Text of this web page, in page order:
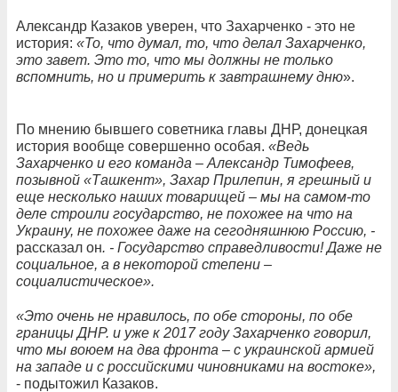
Александр Казаков уверен, что Захарченко - это не
история: «То, что думал, то, что делал Захарченко,
это завет. Это то, что мы должны не только
вспомнить, но и примерить к завтрашнему дню».
По мнению бывшего советника главы ДНР, донецкая
история вообще совершенно особая. «Ведь
Захарченко и его команда – Александр Тимофеев,
позывной «Ташкент», Захар Прилепин, я грешный и
еще несколько наших товарищей – мы на самом-то
деле строили государство, не похожее на что на
Украину, не похожее даже на сегодняшнюю Россию, -
рассказал он. - Государство справедливости! Даже не
социальное, а в некоторой степени –
социалистическое».
«Это очень не нравилось, по обе стороны, по обе
границы ДНР. и уже к 2017 году Захарченко говорил,
что мы воюем на два фронта – с украинской армией
на западе и с российскими чиновниками на востоке»,
- подытожил Казаков.